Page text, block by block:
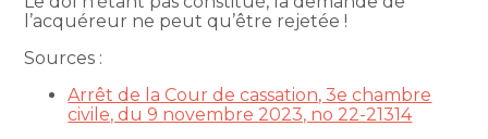
l’acquéreur ne peut qu’être rejetée !
Sources :
Arrêt de la Cour de cassation, 3e chambre
civile, du 9 novembre 2023, no 22-21314